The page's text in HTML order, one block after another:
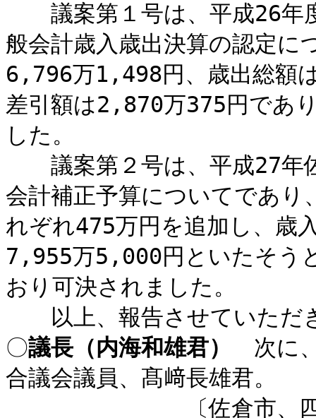
議案第１号は、平成26年
般会計歳入歳出決算の認定に
6,796万1,498円、歳出総額
差引額は2,870万375円であ
した。
議案第２号は、平成27年
会計補正予算についてであり
れぞれ475万円を追加し、歳
7,955万5,000円といたそう
おり可決されました。
以上、報告させていただ
〇議長（内海和雄君）
次に
合議会議員、髙﨑長雄君。
〔佐倉市、四街道市